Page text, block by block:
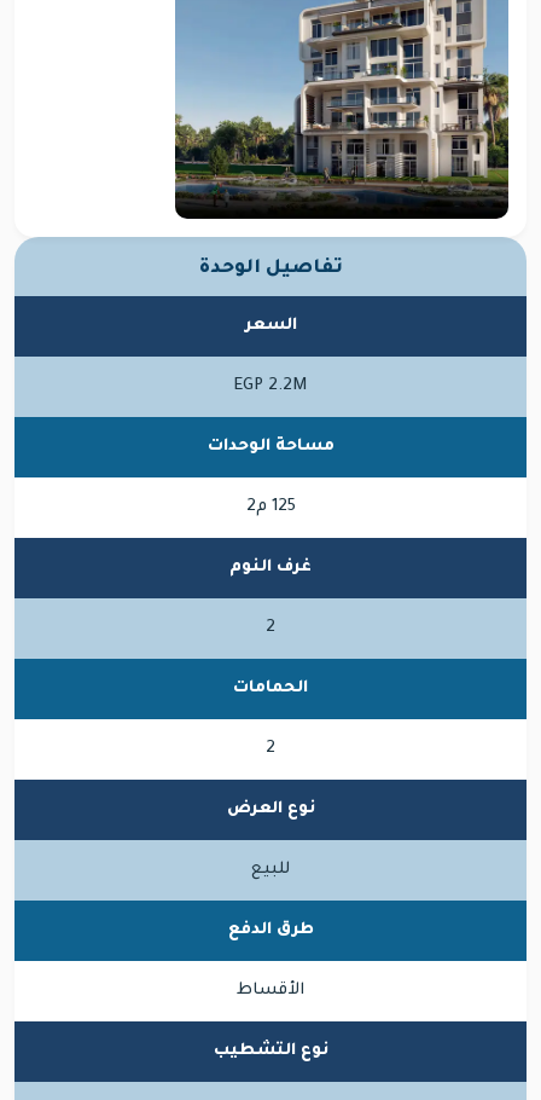
تفاصيل الوحدة
السعر
EGP 2.2M
مساحة الوحدات
125 م2
غرف النوم
2
الحمامات
2
نوع العرض
للبيع
طرق الدفع
الأقساط
نوع التشطيب